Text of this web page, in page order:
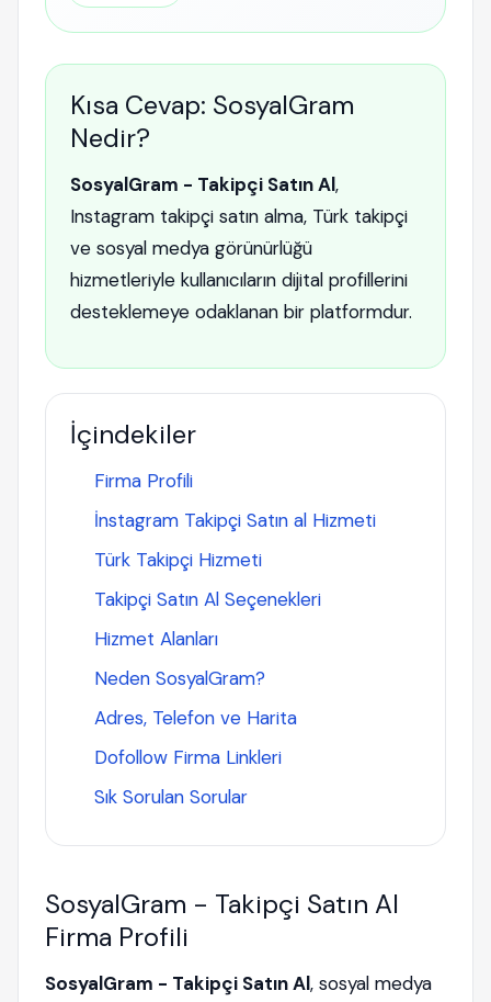
Kısa Cevap: SosyalGram
Nedir?
SosyalGram - Takipçi Satın Al,
Instagram takipçi satın alma, Türk takipçi
ve sosyal medya görünürlüğü
hizmetleriyle kullanıcıların dijital profillerini
desteklemeye odaklanan bir platformdur.
İçindekiler
Firma Profili
İnstagram Takipçi Satın al Hizmeti
Türk Takipçi Hizmeti
Takipçi Satın Al Seçenekleri
Hizmet Alanları
Neden SosyalGram?
Adres, Telefon ve Harita
Dofollow Firma Linkleri
Sık Sorulan Sorular
SosyalGram - Takipçi Satın Al
Firma Profili
SosyalGram - Takipçi Satın Al, sosyal medya